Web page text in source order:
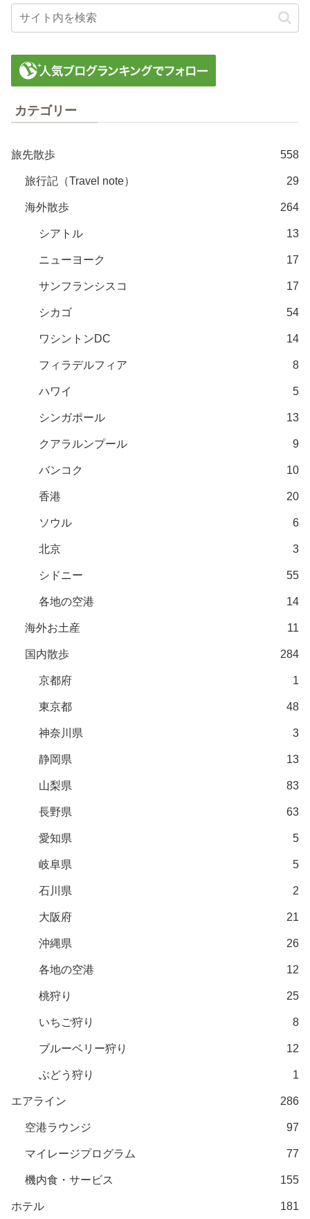
カテゴリー
旅先散歩 558
旅行記（Travel note） 29
海外散歩 264
シアトル 13
ニューヨーク 17
サンフランシスコ 17
シカゴ 54
ワシントンDC 14
フィラデルフィア 8
ハワイ 5
シンガポール 13
クアラルンプール 9
バンコク 10
香港 20
ソウル 6
北京 3
シドニー 55
各地の空港 14
海外お土産 11
国内散歩 284
京都府 1
東京都 48
神奈川県 3
静岡県 13
山梨県 83
長野県 63
愛知県 5
岐阜県 5
石川県 2
大阪府 21
沖縄県 26
各地の空港 12
桃狩り 25
いちご狩り 8
ブルーベリー狩り 12
ぶどう狩り 1
エアライン 286
空港ラウンジ 97
マイレージプログラム 77
機内食・サービス 155
ホテル 181